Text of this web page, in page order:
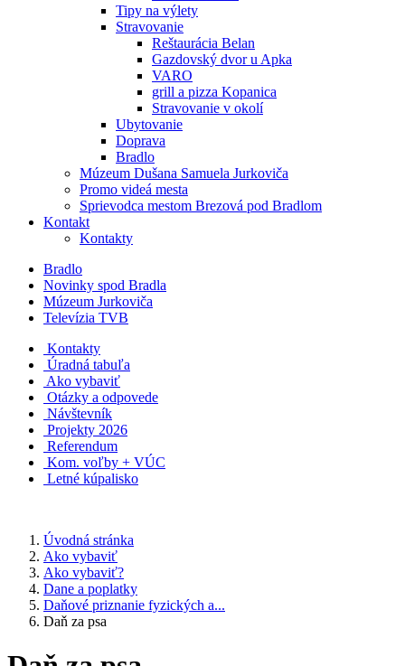
Tipy na výlety
Stravovanie
Reštaurácia Belan
Gazdovský dvor u Apka
VARO
grill a pizza Kopanica
Stravovanie v okolí
Ubytovanie
Doprava
Bradlo
Múzeum Dušana Samuela Jurkoviča
Promo videá mesta
Sprievodca mestom Brezová pod Bradlom
Kontakt
Kontakty
Bradlo
Novinky spod Bradla
Múzeum Jurkoviča
Televízia TVB
Kontakty
Úradná tabuľa
Ako vybaviť
Otázky a odpovede
Návštevník
Projekty 2026
Referendum
Kom. voľby + VÚC
Letné kúpalisko
Úvodná stránka
Ako vybaviť
Ako vybaviť?
Dane a poplatky
Daňové priznanie fyzických a...
Daň za psa